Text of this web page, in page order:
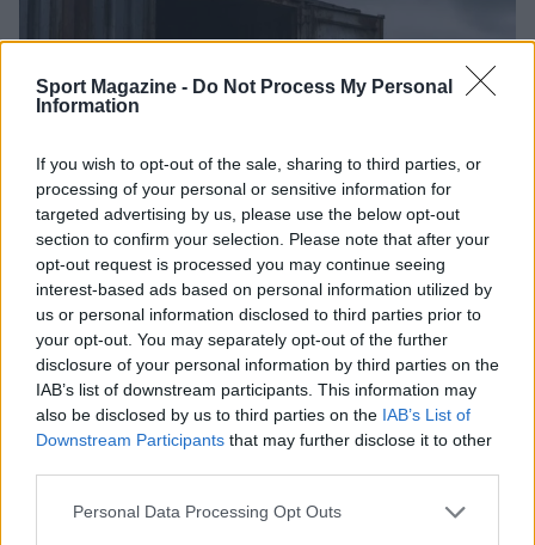
Sport Magazine - Do Not Process My Personal
Information
If you wish to opt-out of the sale, sharing to third parties, or
processing of your personal or sensitive information for
targeted advertising by us, please use the below opt-out
section to confirm your selection. Please note that after your
opt-out request is processed you may continue seeing
interest-based ads based on personal information utilized by
us or personal information disclosed to third parties prior to
your opt-out. You may separately opt-out of the further
disclosure of your personal information by third parties on the
IAB’s list of downstream participants. This information may
also be disclosed by us to third parties on the IAB’s List of
Downstream Participants that may further disclose it to other
Please note that this website/app uses one or more Google
Personal Data Processing Opt Outs
Scoperte carcasse di moto e motori in container
destinati al Senegal
Ilaria Mauri · 4 Ago 2026
NOTIZIE